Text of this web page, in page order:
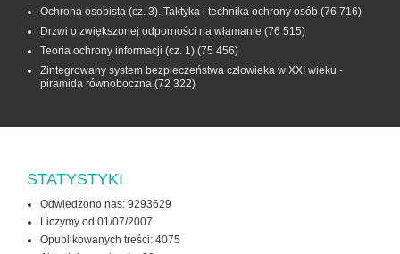
Ochrona osobista (cz. 3). Taktyka i technika ochrony osób (76 716)
Drzwi o zwiększonej odporności na włamanie (76 515)
Teoria ochrony informacji (cz. 1) (75 456)
Zintegrowany system bezpieczeństwa człowieka w XXI wieku -
piramida równoboczna (72 322)
STATYSTYKI
Odwiedzono nas: 9293629
Liczymy od 01/07/2007
Opublikowanych treści: 4075